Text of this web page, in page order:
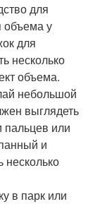
для
объема у
для
несколько
объема.
небольшой
выглядеть
или
и
в парк или